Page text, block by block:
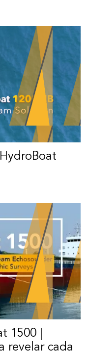
1500 |
revelar cada